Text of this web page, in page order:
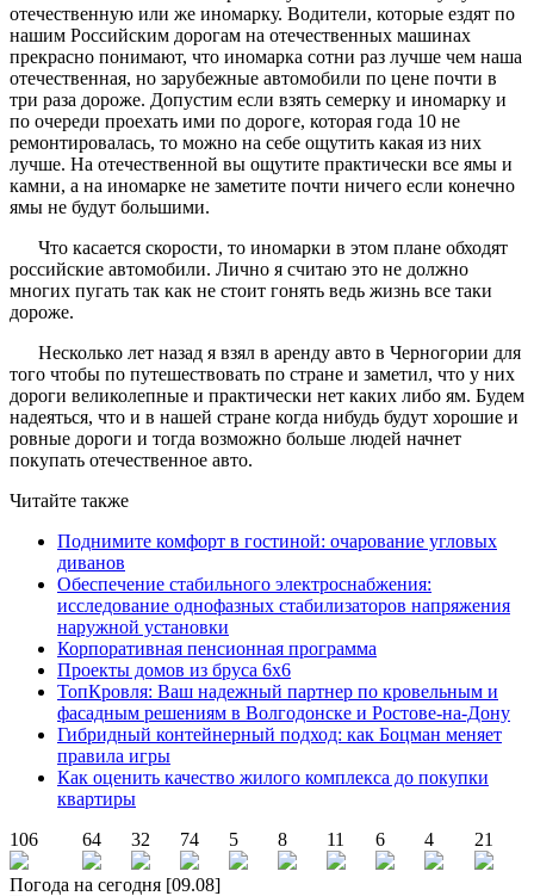
отечественную или же иномарку. Водители, которые ездят по
нашим Российским дорогам на отечественных машинах
прекрасно понимают, что иномарка сотни раз лучше чем наша
отечественная, но зарубежные автомобили по цене почти в
три раза дороже. Допустим если взять семерку и иномарку и
по очереди проехать ими по дороге, которая года 10 не
ремонтировалась, то можно на себе ощутить какая из них
лучше. На отечественной вы ощутите практически все ямы и
камни, а на иномарке не заметите почти ничего если конечно
ямы не будут большими.
Что касается скорости, то иномарки в этом плане обходят
российские автомобили. Лично я считаю это не должно
многих пугать так как не стоит гонять ведь жизнь все таки
дороже.
Несколько лет назад я взял в аренду авто в Черногории для
того чтобы по путешествовать по стране и заметил, что у них
дороги великолепные и практически нет каких либо ям. Будем
надеяться, что и в нашей стране когда нибудь будут хорошие и
ровные дороги и тогда возможно больше людей начнет
покупать отечественное авто.
Читайте также
Поднимите комфорт в гостиной: очарование угловых
диванов
Обеспечение стабильного электроснабжения:
исследование однофазных стабилизаторов напряжения
наружной установки
Корпоративная пенсионная программа
Проекты домов из бруса 6х6
ТопКровля: Ваш надежный партнер по кровельным и
фасадным решениям в Волгодонске и Ростове-на-Дону
Гибридный контейнерный подход: как Боцман меняет
правила игры
Как оценить качество жилого комплекса до покупки
квартиры
106
64 32 74 5 8 11 6 4 21
Погода на сегодня [09.08]